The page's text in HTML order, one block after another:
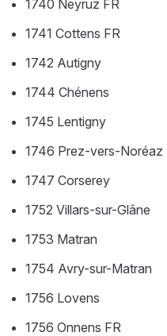
1740 Neyruz FR
1741 Cottens FR
1742 Autigny
1744 Chénens
1745 Lentigny
1746 Prez-vers-Noréaz
1747 Corserey
1752 Villars-sur-Glâne
1753 Matran
1754 Avry-sur-Matran
1756 Lovens
1756 Onnens FR